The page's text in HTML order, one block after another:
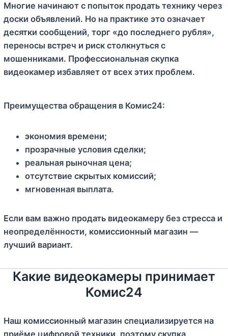
Многие начинают с попыток продать технику через
доски объявлений. Но на практике это означает
десятки сообщений, торг «до последнего рубля»,
переносы встреч и риск столкнуться с
мошенниками. Профессиональная скупка
видеокамер избавляет от всех этих проблем.
Преимущества обращения в Комис24:
экономия времени;
прозрачные условия сделки;
реальная рыночная цена;
отсутствие скрытых комиссий;
мгновенная выплата.
Если вам важно продать видеокамеру без стресса и
неопределённости, комиссионный магазин —
лучший вариант.
Какие видеокамеры принимает
Комис24
Наш комиссионный магазин специализируется на